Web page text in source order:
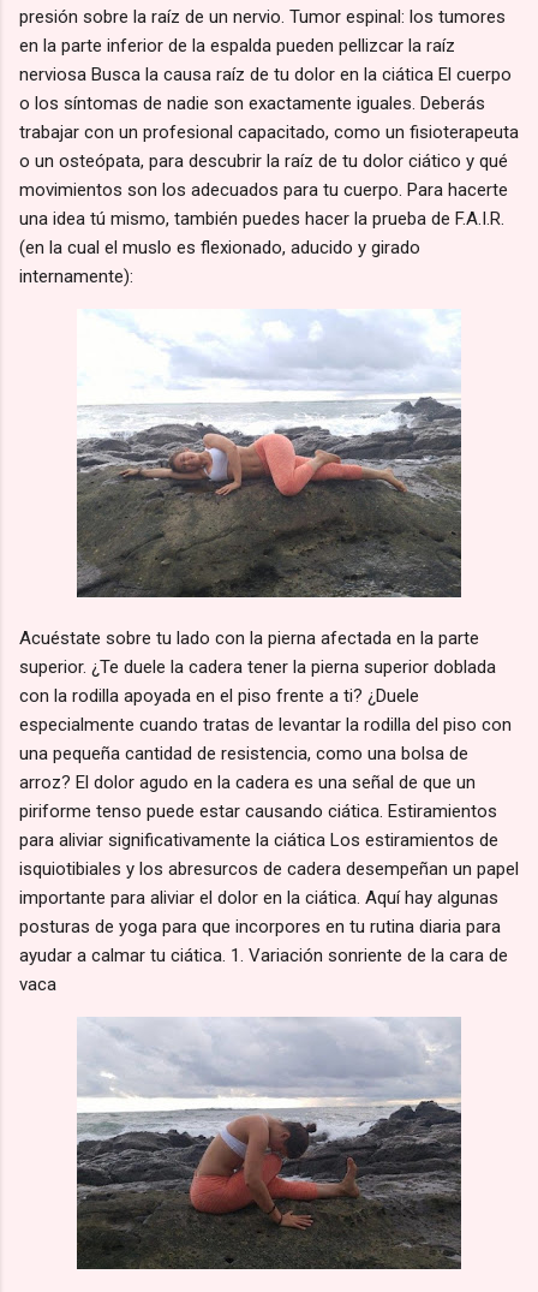
presión sobre la raíz de un nervio. Tumor espinal: los tumores
en la parte inferior de la espalda pueden pellizcar la raíz
nerviosa Busca la causa raíz de tu dolor en la ciática El cuerpo
o los síntomas de nadie son exactamente iguales. Deberás
trabajar con un profesional capacitado, como un fisioterapeuta
o un osteópata, para descubrir la raíz de tu dolor ciático y qué
movimientos son los adecuados para tu cuerpo. Para hacerte
una idea tú mismo, también puedes hacer la prueba de F.A.I.R.
(en la cual el muslo es flexionado, aducido y girado
internamente):
Acuéstate sobre tu lado con la pierna afectada en la parte
superior. ¿Te duele la cadera tener la pierna superior doblada
con la rodilla apoyada en el piso frente a ti? ¿Duele
especialmente cuando tratas de levantar la rodilla del piso con
una pequeña cantidad de resistencia, como una bolsa de
arroz? El dolor agudo en la cadera es una señal de que un
piriforme tenso puede estar causando ciática. Estiramientos
para aliviar significativamente la ciática Los estiramientos de
isquiotibiales y los abresurcos de cadera desempeñan un papel
importante para aliviar el dolor en la ciática. Aquí hay algunas
posturas de yoga para que incorpores en tu rutina diaria para
ayudar a calmar tu ciática. 1. Variación sonriente de la cara de
vaca